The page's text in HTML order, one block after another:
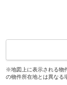
※地図上に表示される物
の物件所在地とは異なる